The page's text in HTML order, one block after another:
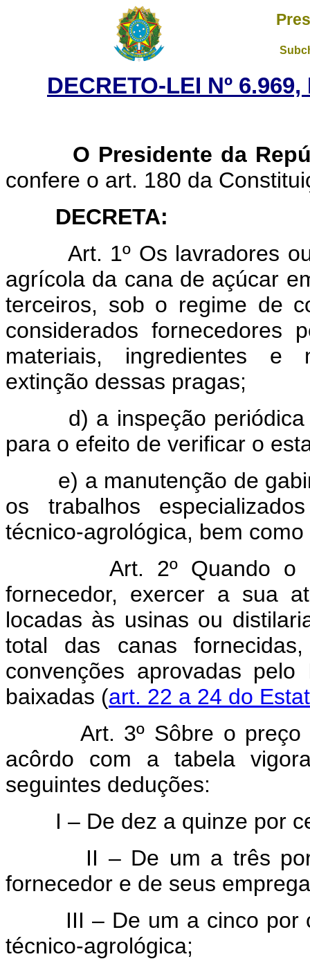
DECRETO-LEI Nº
O Presidente da
confere o art. 180 da
DECRETA:
Art. 1º Os lavradores
agrícola da cana de açúcar
terceiros, sob o regime de
considerados fornecedores
materiais, ingredientes e
extinção dessas pragas;
d) a inspeção periódica
para o efeito de verificar o
e) a manutenção de
os trabalhos
técnico-agrológica, bem
Art. 2º Quando o
fornecedor, exercer a sua
locadas às usinas ou
total das canas
convenções aprovadas
baixadas (art. 22 a 24 do
Art. 3º Sôbre o
acôrdo com a tabela
seguintes deduções:
I – De dez a quinze por
II – De um a três por
fornecedor e de seus
III – De um a cinco por
técnico-agrológica;